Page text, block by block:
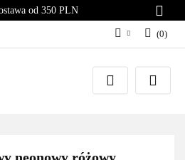
od 350 PLN
Zaloguj się
Załóż konto
(0)